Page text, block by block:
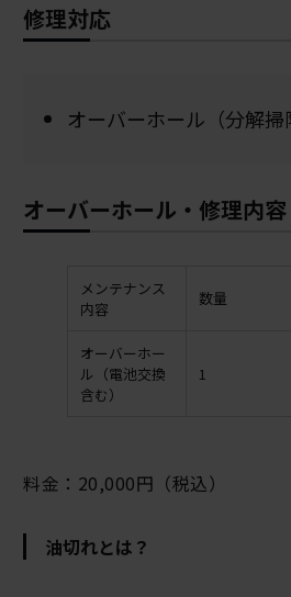
修理対応
オーバーホール（分解掃
オーバーホール・修理内容
メンテナンス
内容
数量
オーバーホー
ル（電池交換
含む）
1
料金：20,000円（税込）
油切れとは？